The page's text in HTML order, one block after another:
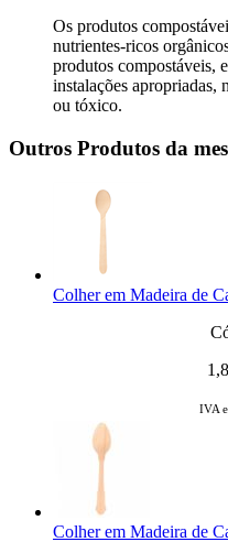
Os produtos
nutrientes-ricos
produtos compostáveis,
instalações apropriadas,
ou tóxico.
Outros Produtos da
Colher em Madeira de
IVA
Colher em Madeira de